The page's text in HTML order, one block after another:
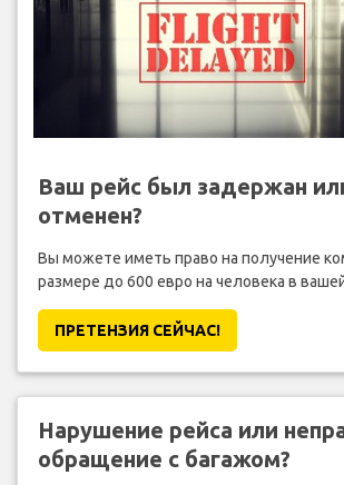
Ваш рейс был задержан
отменен?
Вы можете иметь право на получение
размере до 600 евро на человека в
ПРЕТЕНЗИЯ CЕЙЧАС!
Нарушение рейса или
обращение с багажом?